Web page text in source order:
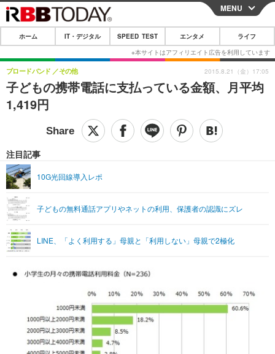
CLOSE
ホーム
IT・デジタル
IT・デジタルTOP スマートフォン
ショッピング その他
SPEED TEST
エンタメTOP 映画・ドラマ
グラビア ブログ
ショッピング その他
ライフTOP
リリース一覧
プッシュ通知の停止方法
MENU
ホーム IT・デジタル SPEED TEST エンタメ ライフ
子どもの携帯電話に支払っている金額、月平均
1,419円
ブロードバンド その他
注目記事
10G光回線導入レポ
子どもの無料通話アプリやネットの利用、保護者の認識にズレ
LINE、「よく利用する」母親と「利用しない」母親で2極化
2015.8.21（金）17:05